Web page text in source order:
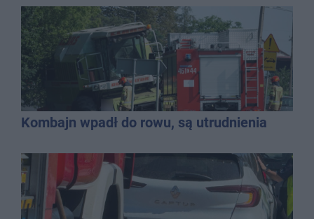
Kombajn wpadł do rowu, są utrudnienia